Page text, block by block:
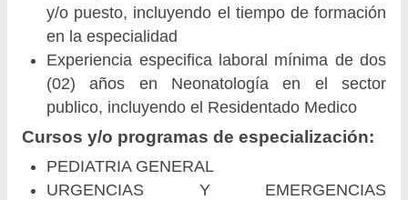
y/o puesto, incluyendo el tiempo de formación
en la especialidad
Experiencia especifica laboral mínima de dos
(02) años en Neonatología en el sector
publico, incluyendo el Residentado Medico
Cursos y/o programas de especialización:
PEDIATRIA GENERAL
URGENCIAS Y EMERGENCIAS